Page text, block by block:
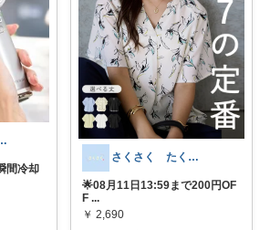
民のオススメ🍙お米
間冷却
さくさく たくさんの訪問感謝です🙇
🌟08月11日13:59まで200円OF
F ...
￥ 2,690